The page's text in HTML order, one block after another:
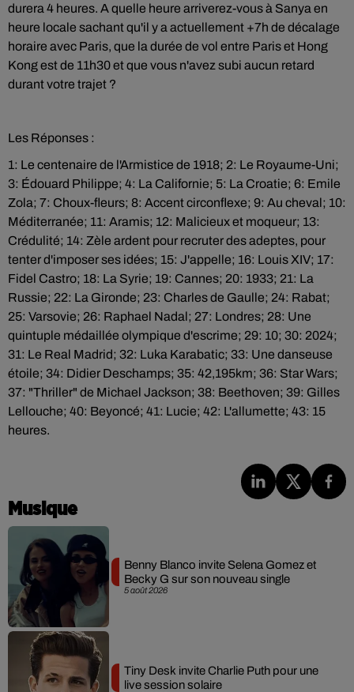
durera 4 heures. A quelle heure arriverez-vous à Sanya en
heure locale sachant qu'il y a actuellement +7h de décalage
horaire avec Paris, que la durée de vol entre Paris et Hong
Kong est de 11h30 et que vous n'avez subi aucun retard
durant votre trajet ?
Les Réponses :
1: Le centenaire de l'Armistice de 1918; 2: Le Royaume-Uni;
3: Édouard Philippe; 4: La Californie; 5: La Croatie; 6: Emile
Zola; 7: Choux-fleurs; 8: Accent circonflexe; 9: Au cheval; 10:
Méditerranée; 11: Aramis; 12: Malicieux et moqueur; 13:
Crédulité; 14: Zèle ardent pour recruter des adeptes, pour
tenter d'imposer ses idées; 15: J'appelle; 16: Louis XIV; 17:
Fidel Castro; 18: La Syrie; 19: Cannes; 20: 1933; 21: La
Russie; 22: La Gironde; 23: Charles de Gaulle; 24: Rabat;
25: Varsovie; 26: Raphael Nadal; 27: Londres; 28: Une
quintuple médaillée olympique d'escrime; 29: 10; 30: 2024;
31: Le Real Madrid; 32: Luka Karabatic; 33: Une danseuse
étoile; 34: Didier Deschamps; 35: 42,195km; 36: Star Wars;
37: "Thriller" de Michael Jackson; 38: Beethoven; 39: Gilles
Lellouche; 40: Beyoncé; 41: Lucie; 42: L'allumette; 43: 15
heures.
Musique
5 août 2026
Benny Blanco invite Selena Gomez et
Becky G sur son nouveau single
Tiny Desk invite Charlie Puth pour une
live session solaire